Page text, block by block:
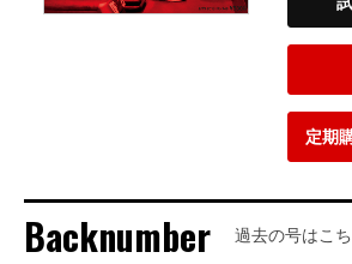
定期
Backnumber 過去の号はこ